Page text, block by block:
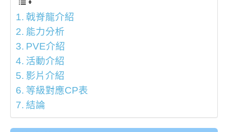
戟脊龍介紹
能力分析
PVE介紹
活動介紹
影片介紹
等級對應CP表
結論